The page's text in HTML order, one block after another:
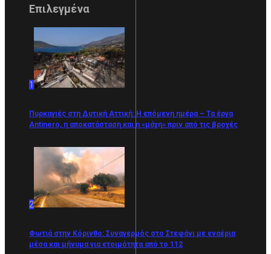
Επιλεγμένα
1
Πυρκαγιές στη Δυτική Αττική: Η επόμενη ημέρα – Τα έργα
Antinero, η αποκατάσταση και η «μάχη» πριν από τις βροχές
2
Φωτιά στην Κόρινθο: Συναγερμός στο Στεφάνι με εναέρια
μέσα και μήνυμα για ετοιμότητα από το 112